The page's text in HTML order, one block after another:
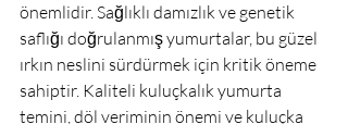
önemlidir. Sağlıklı damızlık ve genetik
saflığı doğrulanmış yumurtalar, bu güzel
ırkın neslini sürdürmek için kritik öneme
sahiptir. Kaliteli kuluçkalık yumurta
temini, döl veriminin önemi ve kuluçka